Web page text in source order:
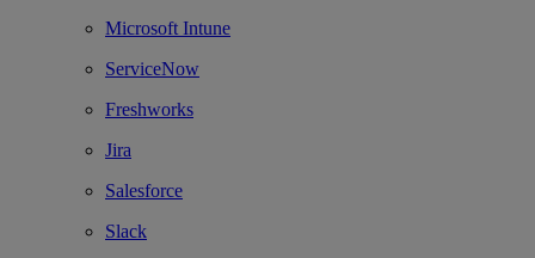
Microsoft Intune
ServiceNow
Freshworks
Jira
Salesforce
Slack